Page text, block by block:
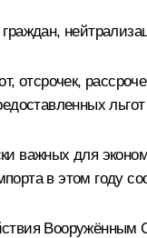
отсрочек,
важных для
в этом году